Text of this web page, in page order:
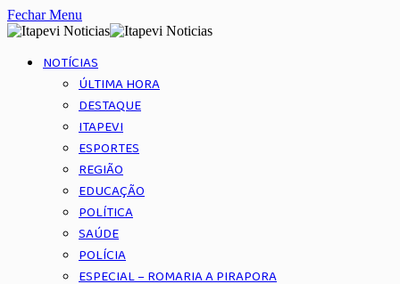
Fechar Menu
NOTÍCIAS
ÚLTIMA HORA
DESTAQUE
ITAPEVI
ESPORTES
REGIÃO
EDUCAÇÃO
POLÍTICA
SAÚDE
POLÍCIA
ESPECIAL – ROMARIA A PIRAPORA